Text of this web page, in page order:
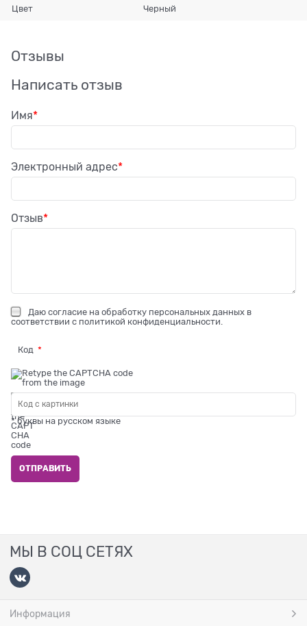
Цвет Черный
Отзывы
Написать отзыв
Имя
Электронный адрес
Отзыв
Даю согласие на обработку персональных данных в
соответствии с политикой конфиденциальности
Код
* буквы на русском языке
МЫ В СОЦ СЕТЯХ
Информация